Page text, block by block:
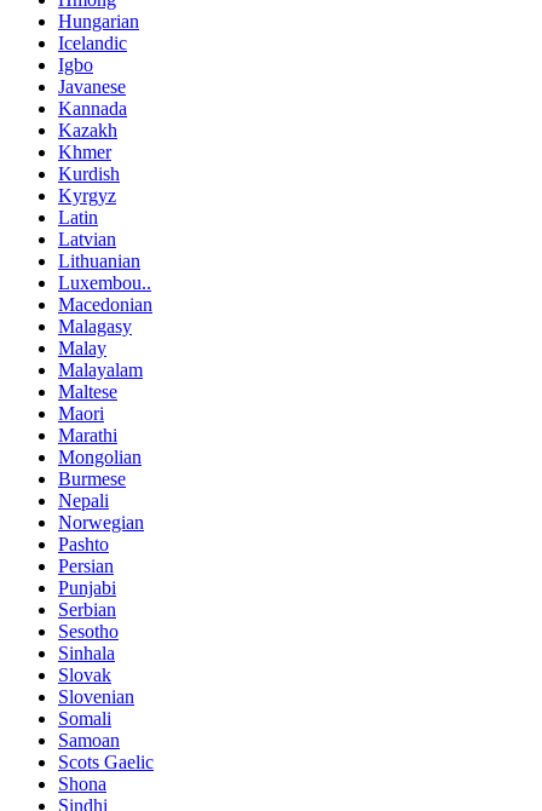
Hungarian
Icelandic
Igbo
Javanese
Kannada
Kazakh
Khmer
Kurdish
Kyrgyz
Latin
Latvian
Lithuanian
Luxembou..
Macedonian
Malagasy
Malay
Malayalam
Maltese
Maori
Marathi
Mongolian
Burmese
Nepali
Norwegian
Pashto
Persian
Punjabi
Serbian
Sesotho
Sinhala
Slovak
Slovenian
Somali
Samoan
Scots Gaelic
Shona
Sindhi